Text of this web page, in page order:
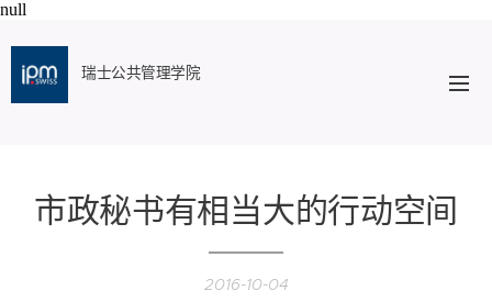
null
瑞士公共管理学院
市政秘书有相当大的行动空间
2016-10-04